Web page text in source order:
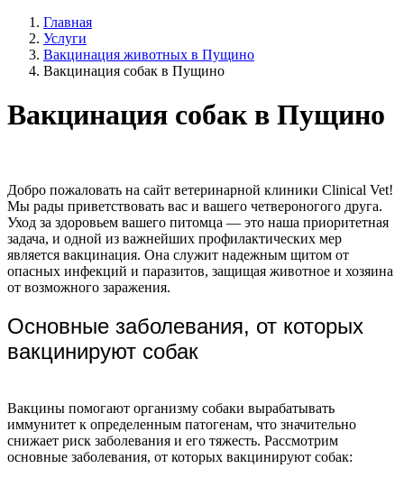
Главная
Услуги
Вакцинация животных в Пущино
Вакцинация собак в Пущино
Вакцинация собак в Пущино
Добро пожаловать на сайт ветеринарной клиники Clinical Vet!
Мы рады приветствовать вас и вашего четвероногого друга.
Уход за здоровьем вашего питомца — это наша приоритетная
задача, и одной из важнейших профилактических мер
является вакцинация. Она служит надежным щитом от
опасных инфекций и паразитов, защищая животное и хозяина
от возможного заражения.
Основные заболевания, от которых
вакцинируют собак
Вакцины помогают организму собаки вырабатывать
иммунитет к определенным патогенам, что значительно
снижает риск заболевания и его тяжесть. Рассмотрим
основные заболевания, от которых вакцинируют собак: